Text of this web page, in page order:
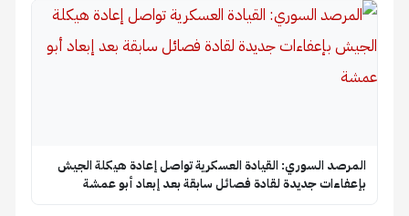
المرصد السوري: القيادة العسكرية تواصل إعادة هيكلة الجيش
بإعفاءات جديدة لقادة فصائل سابقة بعد إبعاد أبو عمشة